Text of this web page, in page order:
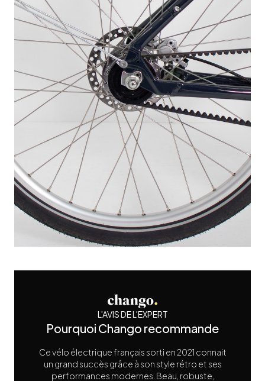
L'AVIS DE L'EXPERT
Pourquoi Chango recommande
Ce vélo électrique français sorti en 2021 connait
un grand succès grâce à son style rétro et ses
performances modernes. Beau, robuste,